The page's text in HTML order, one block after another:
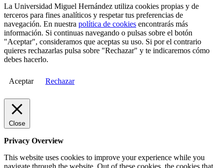
La Universidad Miguel Hernández utiliza cookies propias y de
terceros para fines analíticos y respetar tus preferencias de
navegación. En nuestra política de cookies encontrarás más
información. Si continuas navegando o pulsas sobre el botón
"Aceptar", consideramos que aceptas su uso. Si por el contrario
quieres rechazarlas pulsa sobre "Rechazar" y te indicaremos cómo
debes hacerlo.
Aceptar Rechazar
Close
Privacy Overview
This website uses cookies to improve your experience while you
navigate through the website. Out of these cookies, the cookies that